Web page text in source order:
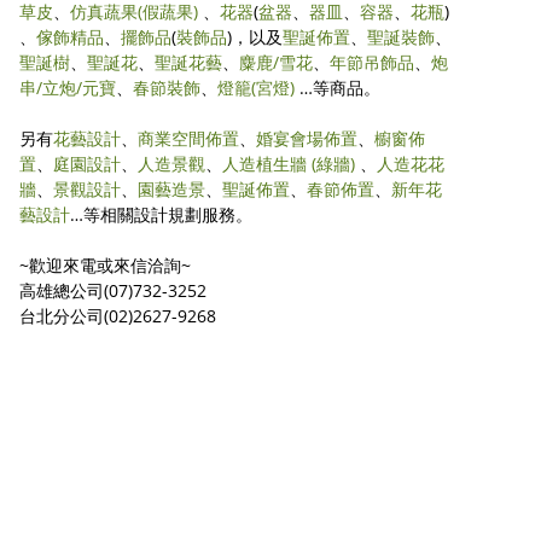
草皮、 仿真蔬果(假蔬果) 、 花器(盆器、 器皿、 容器、 花瓶)
、 傢飾精品、 擺飾品(裝飾品)，以及聖誕佈置、 聖誕裝飾、
聖誕樹、 聖誕花、 聖誕花藝、 麋鹿/雪花、 年節吊飾品、 炮
串/立炮/元寶、 春節裝飾、 燈籠(宮燈) …等商品。
另有花藝設計、 商業空間佈置、 婚宴會場佈置、 櫥窗佈
置、 庭園設計、 人造景觀、 人造植生牆 (綠牆) 、
人造花花
牆、 景觀設計、 園藝造景、 聖誕佈置、 春節佈置、 新年花
藝設計…等相關設計規劃服務。
~歡迎來電或來信洽詢~
高雄總公司(07)732-3252
台北分公司(02)2627-9268